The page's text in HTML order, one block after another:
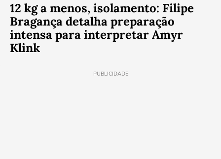
12 kg a menos, isolamento: Filipe
Bragança detalha preparação
intensa para interpretar Amyr
Klink
PUBLICIDADE